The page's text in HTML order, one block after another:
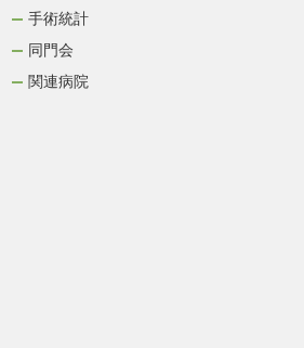
手術統計
同門会
関連病院